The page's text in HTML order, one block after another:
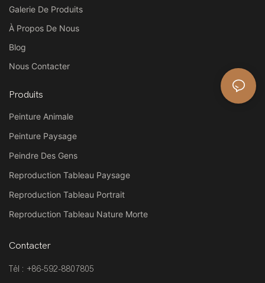
Galerie De Produits
À Propos De Nous
Blog
Nous Contacter
Produits
Peinture Animale
Peinture Paysage
Peindre Des Gens
Reproduction Tableau Paysage
Reproduction Tableau Portrait
Reproduction Tableau Nature Morte
Contacter
Tél : +86-592-8807805